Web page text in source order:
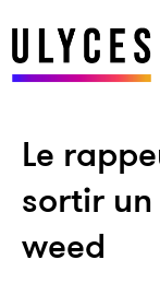
Le
sortir
weed